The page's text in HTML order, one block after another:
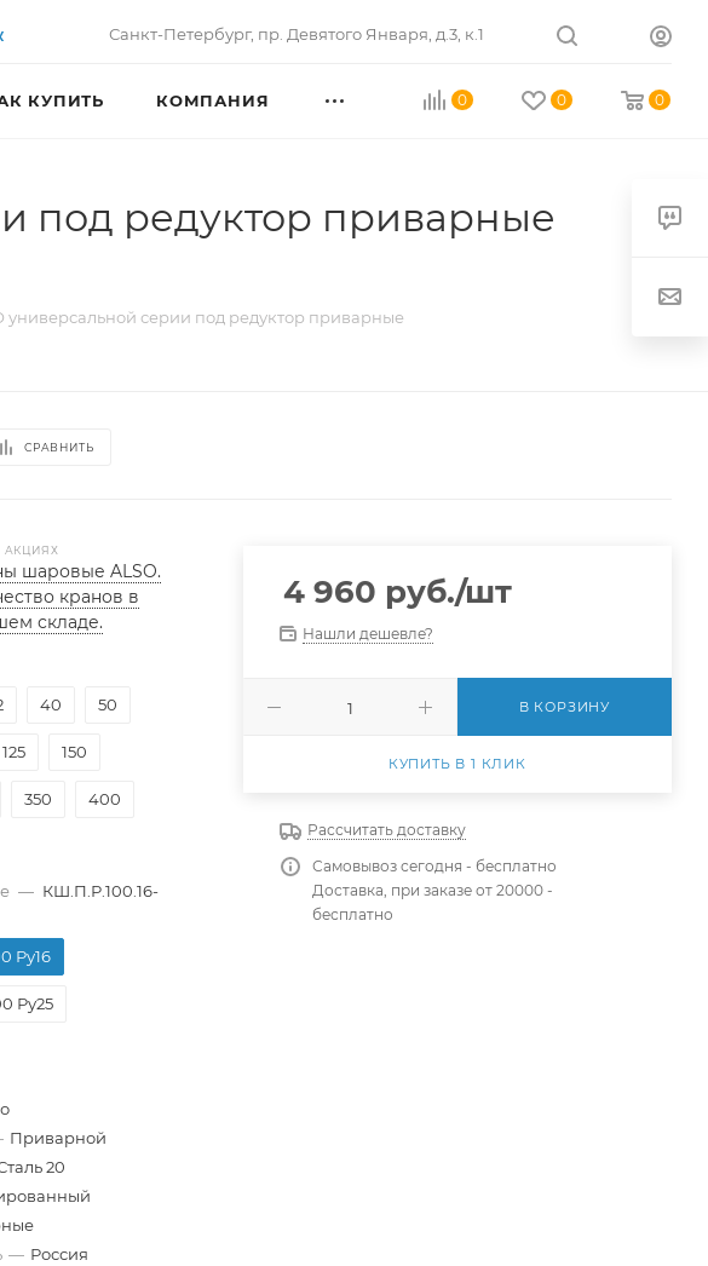
Санкт-Петербург, пр. Девятого Января, д.3, к.1
0 0 0
КУПИТЬ КОМПАНИЯ
под редуктор приварные
серии под редуктор приварные
СРАВНИТЬ
АКЦИЯХ
шаровые ALSO.
кранов в
складе.
40 50
125 150
350 400
— КШ.П.Р.100.16-
Ру16
Ру25
Приварной
20
— Россия
4 960 руб./шт
Нашли дешевле?
В КОРЗИНУ
КУПИТЬ В 1 КЛИК
Рассчитать доставку
Самовывоз сегодня - бесплатно
Доставка, при заказе от 20000 -
бесплатно